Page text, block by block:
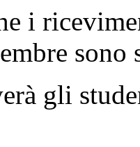
i
sono
gli